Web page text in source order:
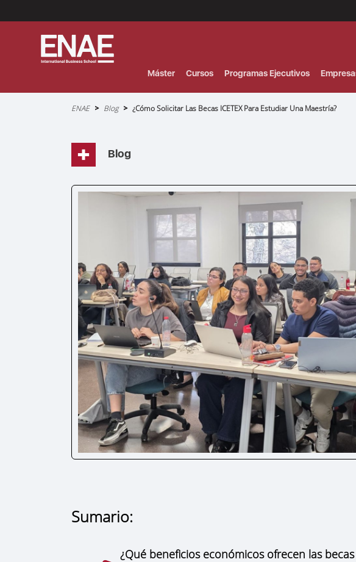
Máster Cursos Programas Ejecutivos
Sobrescribir
la
navegación
ENAE Blog ¿Cómo Solicitar Las Becas ICETEX Para Estudiar Una Maestría?
Blog
Sumario:
¿Qué beneficios económicos ofrecen las